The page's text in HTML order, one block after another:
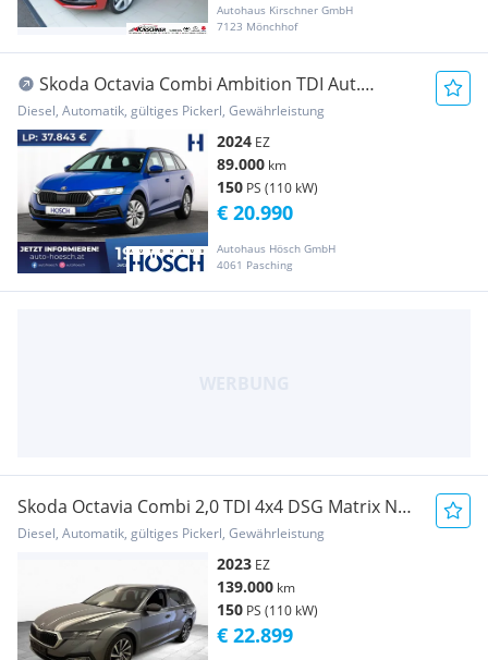
Autohaus Kirschner GmbH
7123 Mönchhof
Skoda Octavia Combi Ambition TDI Aut.
EXTRAS MEGADEAL...
Diesel, Automatik, gültiges Pickerl, Gewährleistung
2024 EZ
89.000 km
150 PS (110 kW)
Autohaus Hösch GmbH
4061 Pasching
€ 20.990
Skoda Octavia Combi 2,0 TDI 4x4 DSG Matrix Navi
Ahk H...
Diesel, Automatik, gültiges Pickerl, Gewährleistung
2023 EZ
139.000 km
150 PS (110 kW)
€ 22.899